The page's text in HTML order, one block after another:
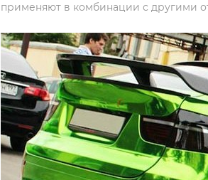
применяют в комбинации с другими